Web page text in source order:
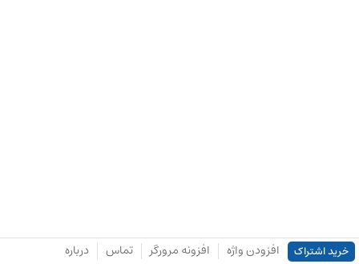
خرید اشتراک افزودن واژه افزونه مرورگر تماس درباره